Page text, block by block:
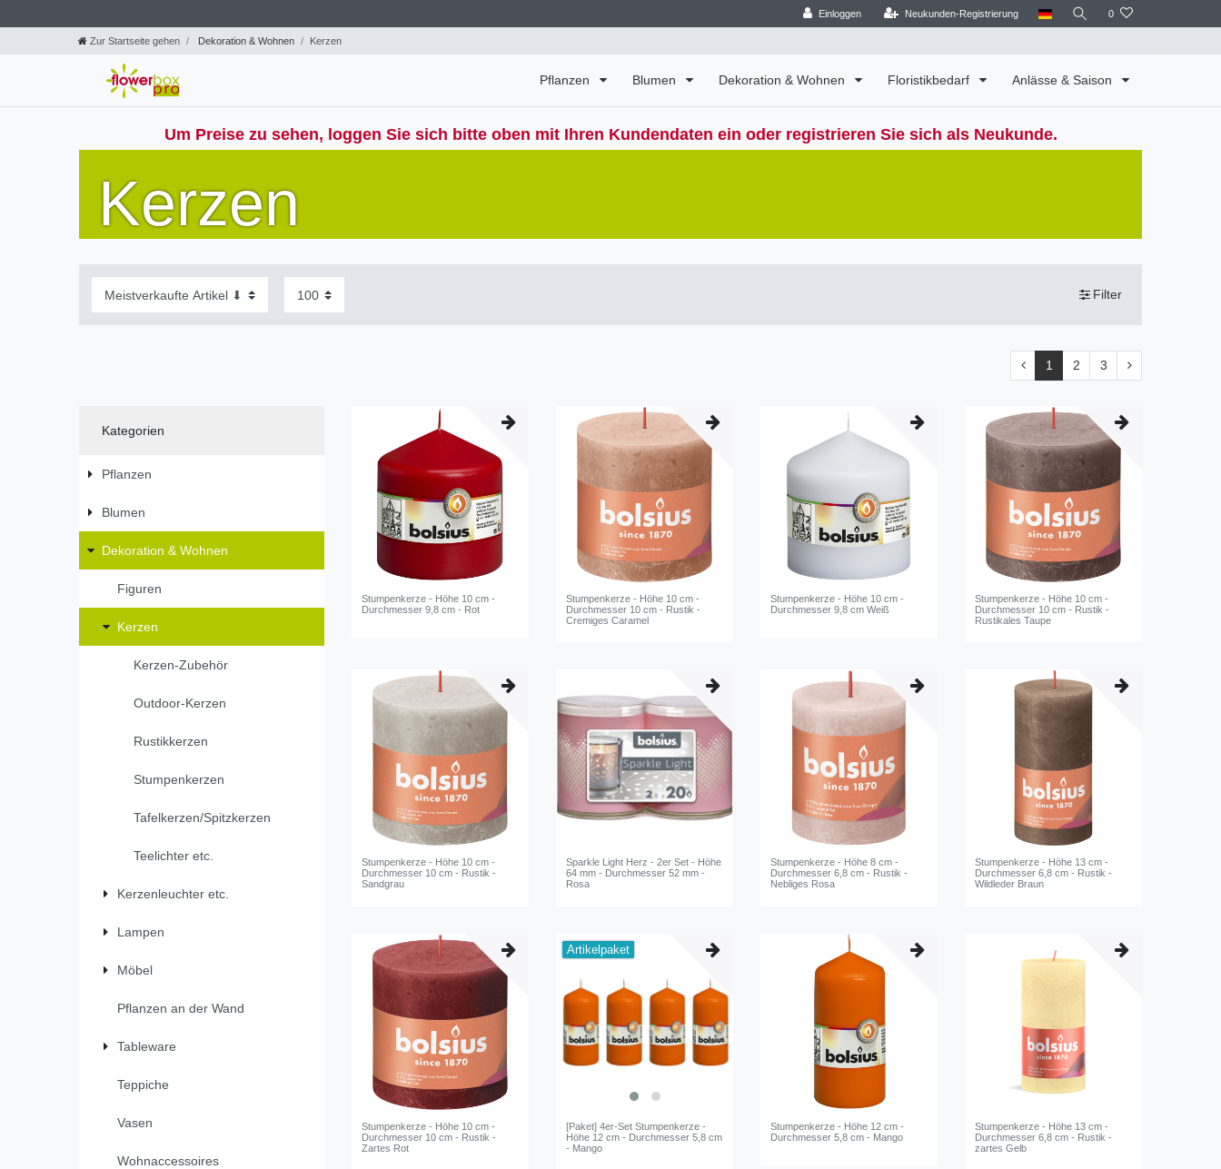
Einloggen Neukunden-Registrierung 0
Zur Startseite gehen Dekoration & Wohnen Kerzen
Pflanzen Blumen Dekoration & Wohnen Floristikbedarf Anlässe & Saison
Um Preise zu sehen, loggen Sie sich bitte oben mit Ihren Kundendaten ein oder registrieren Sie sich als Neukunde.
Kerzen
Filter
1 2 3
Kategorien
Pflanzen
Blumen
Dekoration & Wohnen
Figuren
Kerzen
Kerzen-Zubehör
Outdoor-Kerzen
Rustikkerzen
Stumpenkerzen
Tafelkerzen/Spitzkerzen
Teelichter etc.
Kerzenleuchter etc.
Lampen
Möbel
Pflanzen an der Wand
Tableware
Teppiche
Vasen
Wohnaccessoires
Stumpenkerze - Höhe 10 cm -
Durchmesser 9,8 cm - Rot
Stumpenkerze - Höhe 10 cm -
Durchmesser 10 cm - Rustik -
Cremiges Caramel
Stumpenkerze - Höhe 10 cm -
Durchmesser 9,8 cm Weiß
Stumpenkerze - Höhe 10 cm -
Durchmesser 10 cm - Rustik -
Rustikales Taupe
Stumpenkerze - Höhe 10 cm -
Durchmesser 10 cm - Rustik -
Sandgrau
Sparkle Light Herz - 2er Set - Höhe
64 mm - Durchmesser 52 mm -
Rosa
Stumpenkerze - Höhe 8 cm -
Durchmesser 6,8 cm - Rustik -
Nebliges Rosa
Stumpenkerze - Höhe 13 cm -
Durchmesser 6,8 cm - Rustik -
Wildleder Braun
Stumpenkerze - Höhe 10 cm -
Durchmesser 10 cm - Rustik -
Zartes Rot
Artikelpaket
[Paket] 4er-Set Stumpenkerze -
Höhe 12 cm - Durchmesser 5,8 cm
- Mango
Stumpenkerze - Höhe 12 cm -
Durchmesser 5,8 cm - Mango
Stumpenkerze - Höhe 13 cm -
Durchmesser 6,8 cm - Rustik -
zartes Gelb